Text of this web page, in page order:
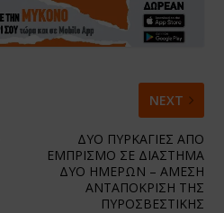
NEXT
ΔΥΟ ΠΥΡΚΑΓΙΕΣ ΑΠΟ
ΕΜΠΡΙΣΜΟ ΣΕ ΔΙΑΣΤΗΜΑ
ΔΥΟ ΗΜΕΡΩΝ – ΑΜΕΣΗ
ΑΝΤΑΠΟΚΡΙΣΗ ΤΗΣ
ΠΥΡΟΣΒΕΣΤΙΚΗΣ